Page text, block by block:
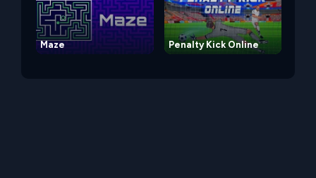
Maze Penalty Kick Online